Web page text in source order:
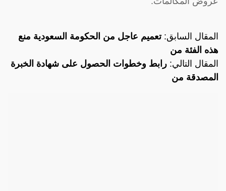
المقال السابق:تعميم عاجل من الحكومة السعودية منع
هذه الفئة من
المقال التالي: رابط وخطوات الحصول على شهادة الخبرة
المصدقة من